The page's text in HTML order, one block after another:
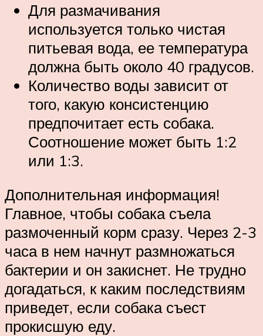
Для размачивания
используется только чистая
питьевая вода, ее температура
должна быть около 40 градусов.
Количество воды зависит от
того, какую консистенцию
предпочитает есть собака.
Соотношение может быть 1:2
или 1:3.
Дополнительная информация!
Главное, чтобы собака съела
размоченный корм сразу. Через 2-3
часа в нем начнут размножаться
бактерии и он закиснет. Не трудно
догадаться, к каким последствиям
приведет, если собака съест
прокисшую еду.